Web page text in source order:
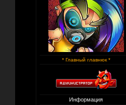
* Главный главнюк *
Информация